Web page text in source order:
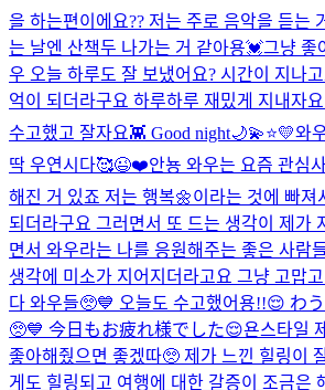
을 하는편이에요?? 저는 주로 음악을 듣는
는 날엔 산책두 나가는 거 같아용💓그냥 좋
우 오늘 하루도 잘 보냈어요? 시간이 지나
억이 되더라구요 하루하루 재밌게 지내자
수고했고 잘자요👾 Good night🌙💫⭐️💛와
딱 우연시다🥰😉❤️안뇽 와우는 요즘 관심
해진 거 있죠 저는 행복🌼이라는 것에 빠져
되더라구요 그러면서 또 드는 생각이 제가
면서 와우라는 나를 응원해주는 좋은 사람
생각에 미소가 지어지더라고요 그냥 고맙
다 와우들🥺💙 오늘도 수고했어용!!😌 わ
🥺💙 今日もお疲れ様でした😌욘스타일
좋아해줬으면 좋겠따🥺 제가 느낀 힐링이
게도 힐링되고 여행에 대한 갈증이 조금은